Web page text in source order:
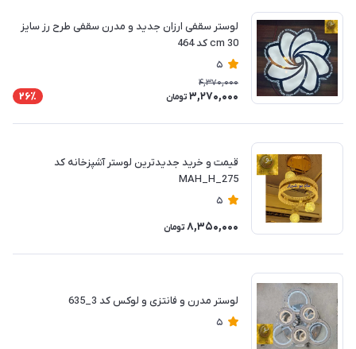
لوستر سقفی ارزان جدید و مدرن سقفی طرح رز سایز
30 cm کد 464
5
4,370,000
3,270,000 تومان 26٪
قیمت و خرید جدیدترین لوستر آشپزخانه کد
MAH_H_275
5
8,350,000 تومان
لوستر مدرن و فانتزی و لوکس کد 3_635
5